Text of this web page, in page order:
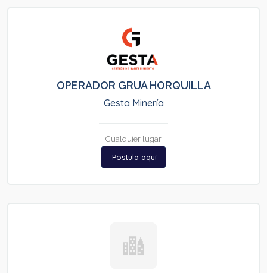
OPERADOR GRUA HORQUILLA
Gesta Minería
Cualquier lugar
Postula aquí